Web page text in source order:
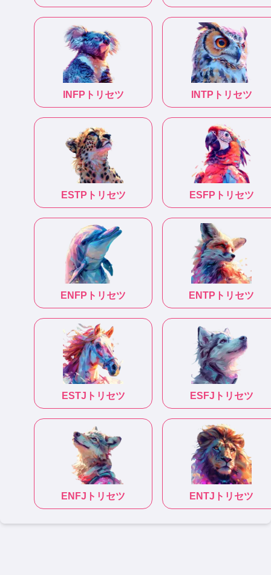
INFP トリセツ INTP トリセツ
ESTP トリセツ ESFP トリセツ
ENFP トリセツ ENTP トリセツ
ESTJ トリセツ ESFJ トリセツ
ENFJ トリセツ ENTJ トリセツ